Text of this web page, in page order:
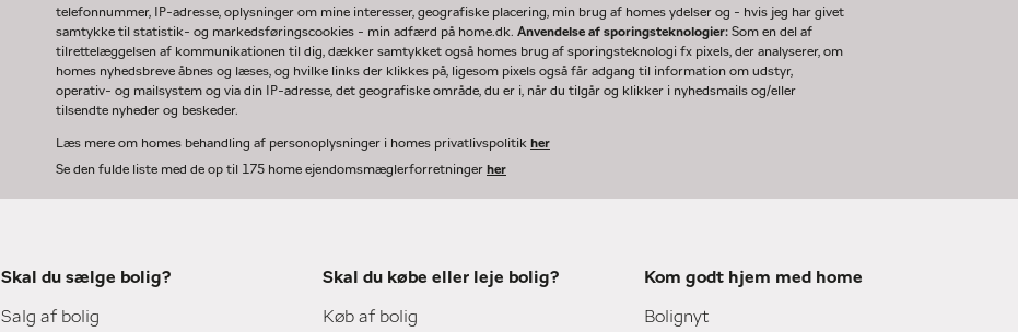
telefonnummer, IP-adresse, oplysninger om mine interesser, geografiske placering, min brug af homes ydelser og - hvis jeg har givet
samtykke til statistik- og markedsføringscookies - min adfærd på home.dk. Anvendelse af sporingsteknologier:Som en del af
tilrettelæggelsen af kommunikationen til dig, dækker samtykket også homes brug af sporingsteknologi fx pixels, der analyserer, om
homes nyhedsbreve åbnes og læses, og hvilke links der klikkes på, ligesom pixels også får adgang til information om udstyr,
operativ- og mailsystem og via din IP-adresse, det geografiske område, du er i, når du tilgår og klikker i nyhedsmails og/eller
tilsendte nyheder og beskeder.
Læs mere om homes behandling af personoplysninger i homes privatlivspolitik her
Se den fulde liste med de op til 175 home ejendomsmæglerforretninger her
Skal du sælge bolig?
Salg af bolig
Skal du købe eller leje bolig?
Køb af bolig
Kom godt hjem med home
Bolignyt